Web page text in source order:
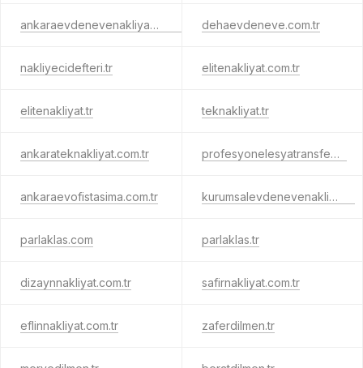
ankaraevdenevenakliyattavsiye.tr dehaevdeneve.com.tr
nakliyecidefteri.tr elitenakliyat.com.tr
elitenakliyat.tr teknakliyat.tr
ankarateknakliyat.com.tr profesyonelesyatransferi.tr
ankaraevofistasima.com.tr kurumsalevdenevenakliyat.tr
parlaklas.com parlaklas.tr
dizaynnakliyat.com.tr safirnakliyat.com.tr
eflinnakliyat.com.tr zaferdilmen.tr